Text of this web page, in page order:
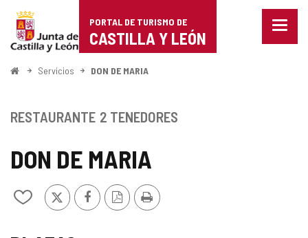
Portal
de
Turismo
Castilla
León
PORTAL DE TURISMO DE
CASTILLA Y LEÓN
Menu
InicioServicios DON DE MARIA
DON DE MARIA
Añadir/quitar
X FacebookVersión
PDF
Imprimir
RESTAURANTE 2 TENEDORES